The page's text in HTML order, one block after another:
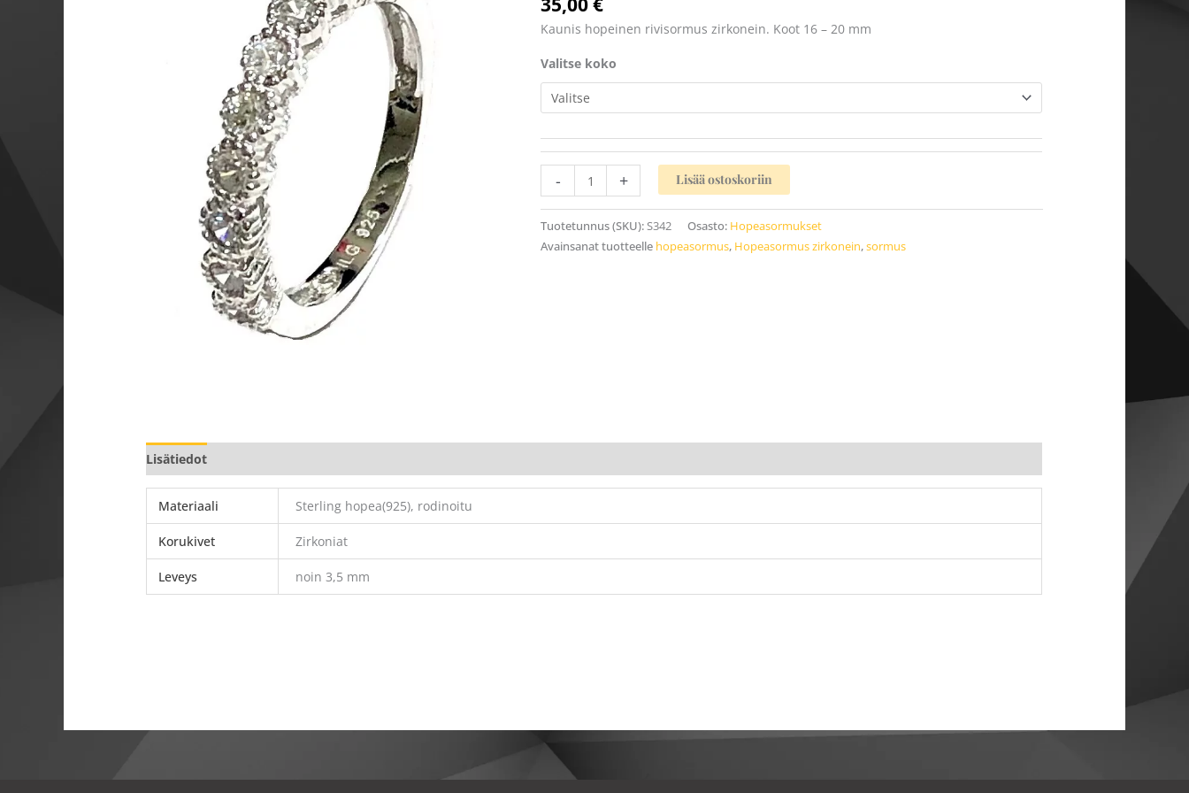
Kaunis hopeinen rivisormus zirkonein. Koot 16 – 20 mm
Valitse koko
- + Lisää ostoskoriin
Tuotetunnus (SKU):S342 Osasto: Hopeasormukset
Avainsanat tuotteelle hopeasormus, Hopeasormus zirkonein,sormus
Lisätiedot
Materiaali Sterling hopea(925), rodinoitu
Korukivet Zirkoniat
Leveys noin 3,5 mm